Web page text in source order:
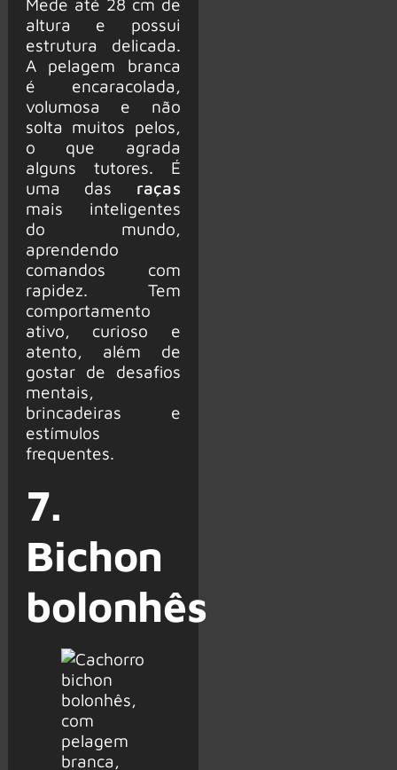
altura e possui
estrutura delicada.
A pelagem branca
é encaracolada,
volumosa e não
solta muitos pelos,
o que agrada
alguns tutores. É
uma das raças
mais inteligentes
do mundo,
aprendendo
comandos com
rapidez. Tem
comportamento
ativo, curioso e
atento, além de
gostar de desafios
mentais,
brincadeiras e
estímulos
frequentes.
7.
Bichon
bolonhês